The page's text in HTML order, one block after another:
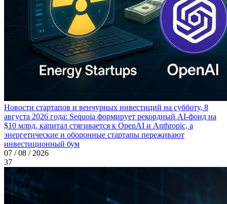
Новости стартапов и венчурных инвестиций на субботу, 8
августа 2026 года: Sequoia формирует рекордный AI-фонд на
$10 млрд, капитал стягивается к OpenAI и Anthropic, а
энергетические и оборонные стартапы переживают
инвестиционный бум
07 / 08 / 2026
37